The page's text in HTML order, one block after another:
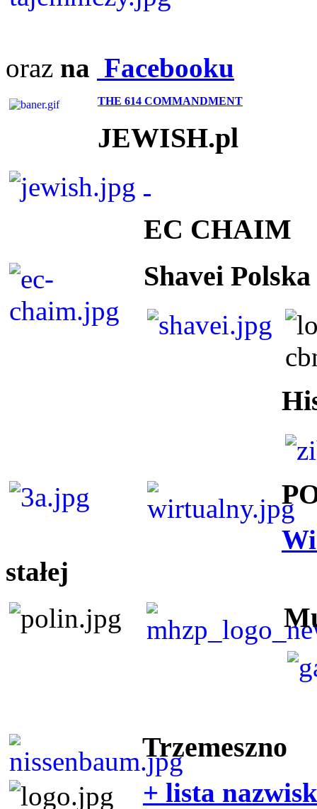
oraz na Facebooku
THE 614 COMMANDMENT
JEWISH.pl
EC CHAIM
Shavei Polska
stałej
Trzemeszno
+ lista nazwisk